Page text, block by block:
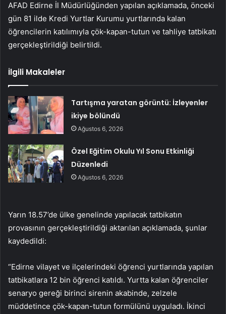
AFAD Edirne İl Müdürlüğünden yapılan açıklamada, önceki
gün 81 ilde Kredi Yurtlar Kurumu yurtlarında kalan
öğrencilerin katılımıyla çök-kapan-tutun ve tahliye tatbikatı
gerçekleştirildiği belirtildi.
İlgili Makaleler
Tartışma yaratan görüntü: İzleyenler
ikiye bölündü
Ağustos 6, 2026
Özel Eğitim Okulu Yıl Sonu Etkinliği
Düzenledi
Ağustos 6, 2026
Yarın 18.57’de ülke genelinde yapılacak tatbikatın
provasının gerçekleştirildiği aktarılan açıklamada, şunlar
kaydedildi:
“Edirne vilayet ve ilçelerindeki öğrenci yurtlarında yapılan
tatbikatlara 12 bin öğrenci katıldı. Yurtta kalan öğrenciler
senaryo gereği birinci sirenin akabinde, zelzele
müddetince çök-kapan-tutun formülünü uyguladı. İkinci